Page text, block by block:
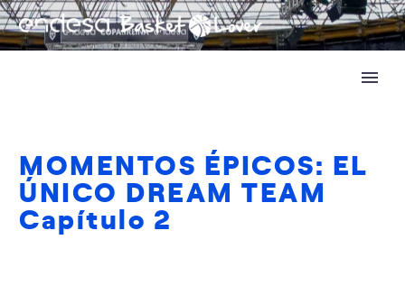
MOMENTOS ÉPICOS: EL
ÚNICO DREAM TEAM
Capítulo 2